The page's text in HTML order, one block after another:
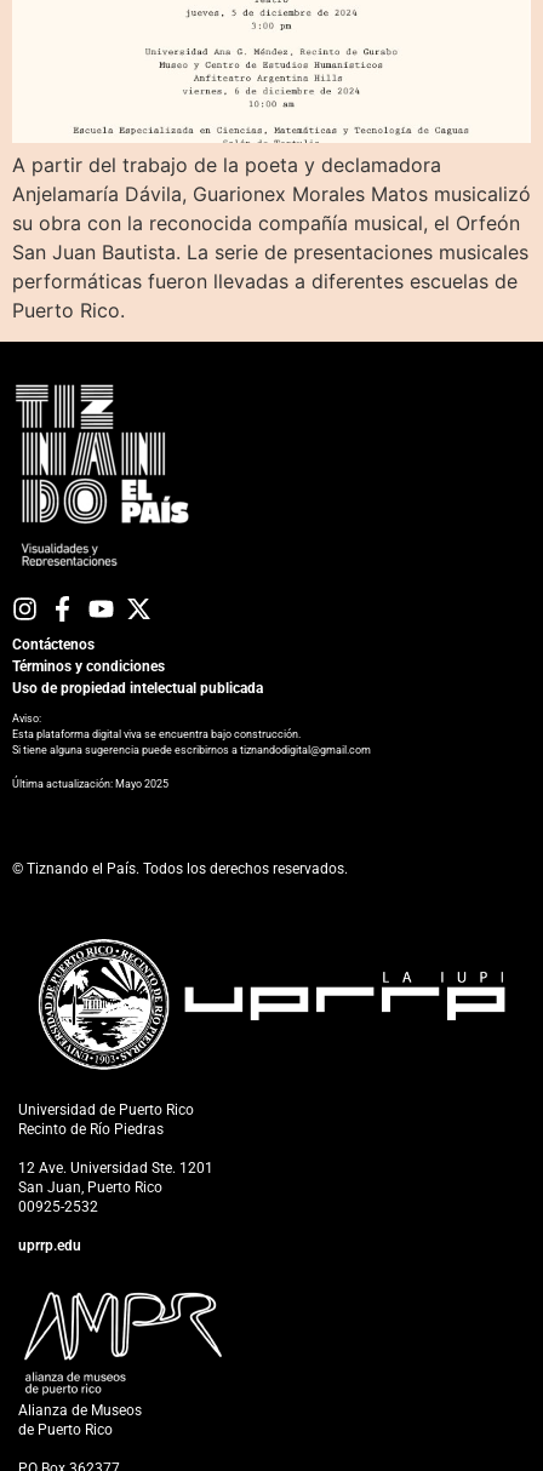
A partir del trabajo de la poeta y declamadora
Anjelamaría Dávila, Guarionex Morales Matos musicalizó
su obra con la reconocida compañía musical, el Orfeón
San Juan Bautista. La serie de presentaciones musicales
performáticas fueron llevadas a diferentes escuelas de
Puerto Rico.
Contáctenos
Términos y condiciones
Uso de propiedad intelectual publicada
Aviso:
Esta plataforma digital viva se encuentra bajo construcción.
Si tiene alguna sugerencia puede escribirnos a tiznandodigital@gmail.com
​Última actualización: Mayo 2025
© Tiznando el País. Todos los derechos reservados.
Universidad de Puerto Rico
Recinto de Río Piedras
12 Ave. Universidad Ste. 1201
San Juan, Puerto Rico
00925-2532
uprrp.edu
Alianza de Museos
de Puerto Rico